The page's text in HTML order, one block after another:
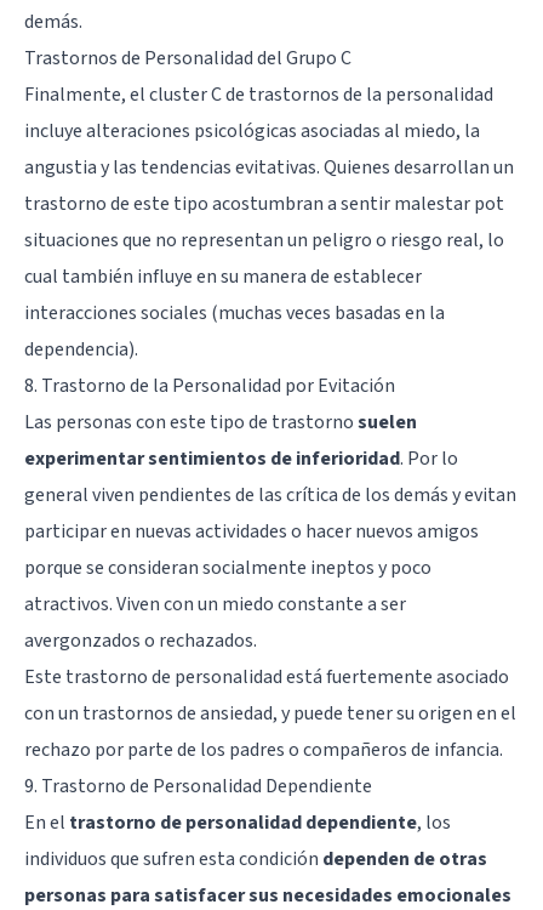
demás.
Trastornos de Personalidad del Grupo C
Finalmente, el cluster C de trastornos de la personalidad
incluye alteraciones psicológicas asociadas al miedo, la
angustia y las tendencias evitativas. Quienes desarrollan un
trastorno de este tipo acostumbran a sentir malestar pot
situaciones que no representan un peligro o riesgo real, lo
cual también influye en su manera de establecer
interacciones sociales (muchas veces basadas en la
dependencia).
8. Trastorno de la Personalidad por Evitación
Las personas con este tipo de trastornosuelen
experimentar sentimientos de inferioridad. Por lo
general viven pendientes de las crítica de los demás y evitan
participar en nuevas actividades o hacer nuevos amigos
porque se consideran socialmente ineptos y poco
atractivos. Viven con un miedo constante a ser
avergonzados o rechazados.
Este trastorno de personalidad está fuertemente asociado
con un trastornos de ansiedad, y puede tener su origen en el
rechazo por parte de los padres o compañeros de infancia.
9. Trastorno de Personalidad Dependiente
En el trastorno de personalidad dependiente, los
individuos que sufren esta condición dependen de otras
personas para satisfacer sus necesidades emocionales